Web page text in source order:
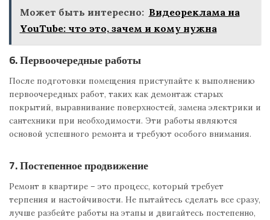
Может быть интересно: Видеореклама на
YouTube: что это, зачем и кому нужна
6. Первоочередные работы
После подготовки помещения приступайте к выполнению
первоочередных работ, таких как демонтаж старых
покрытий, выравнивание поверхностей, замена электрики и
сантехники при необходимости. Эти работы являются
основой успешного ремонта и требуют особого внимания.
7. Постепенное продвижение
Ремонт в квартире – это процесс, который требует
терпения и настойчивости. Не пытайтесь сделать все сразу,
лучше разбейте работы на этапы и двигайтесь постепенно,